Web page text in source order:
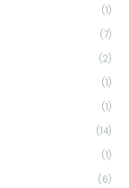
(1)
(7)
(2)
(1)
(1)
(14)
(1)
(6)